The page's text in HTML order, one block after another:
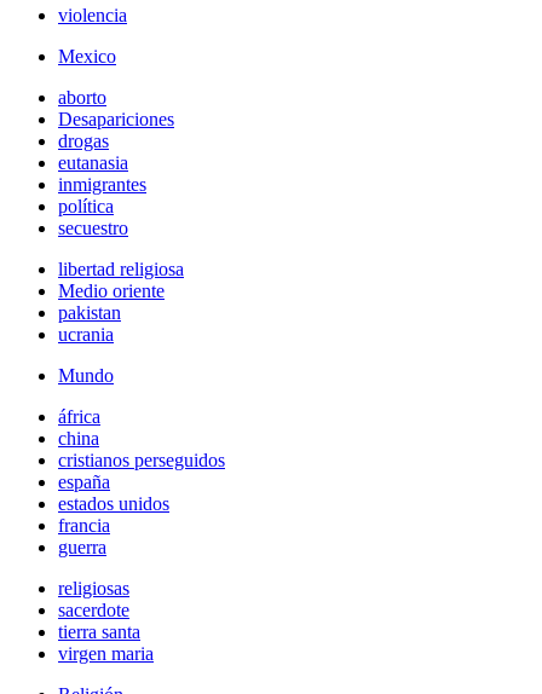
violencia
Mexico
aborto
Desapariciones
drogas
eutanasia
inmigrantes
política
secuestro
libertad religiosa
Medio oriente
pakistan
ucrania
Mundo
áfrica
china
cristianos perseguidos
españa
estados unidos
francia
guerra
religiosas
sacerdote
tierra santa
virgen maria